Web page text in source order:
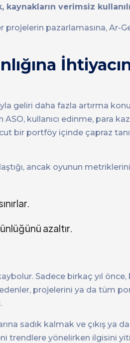
verimsiz
pazarlamasına, Ar-
geliri daha fazla artırma
kullanıcı edinme, para
bir portföy içinde çapraz
ancak oyunun
azaltır.
Sadece birkaç yıl
projelerini ya da tüm
sadık kalmak ve çıkış ya da
yönelirken ilgisini